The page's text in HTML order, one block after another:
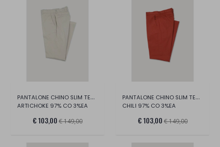
PANTALONE CHINO SLIM TESSUTO STRETCH/CO
ARTICHOKE 97% CO 3%EA
€ 103,00 € 149,00
PANTALONE CHINO SLIM TESSUTO STRETCH/CO
CHILI 97% CO 3%EA
€ 103,00 € 149,00